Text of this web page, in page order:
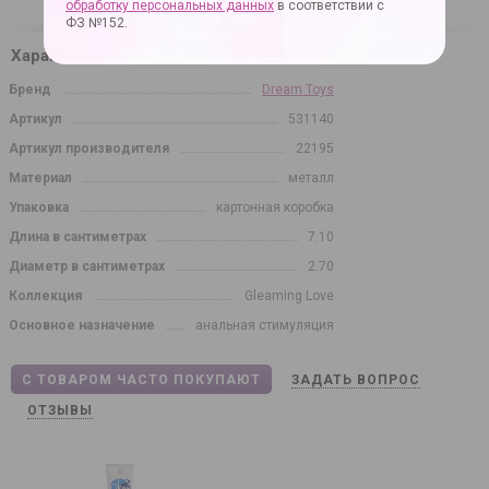
Характеристики
Бренд
Dream Toys
Артикул
531140
Артикул производителя
22195
Материал
металл
Упаковка
картонная коробка
Длина в сантиметрах
7.10
Диаметр в сантиметрах
2.70
Коллекция
Gleaming Love
Основное назначение
анальная стимуляция
С ТОВАРОМ ЧАСТО ПОКУПАЮТ
ЗАДАТЬ ВОПРОС
ОТЗЫВЫ
обработку персональных данных в соответствии с
ФЗ №152.